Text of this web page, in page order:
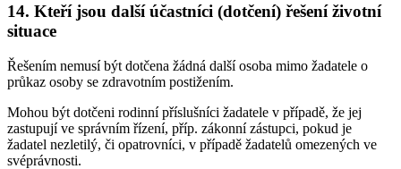
14. Kteří jsou další účastníci (dotčení) řešení životní
situace
Řešením nemusí být dotčena žádná další osoba mimo žadatele o
průkaz osoby se zdravotním postižením.
Mohou být dotčeni rodinní příslušníci žadatele v případě, že jej
zastupují ve správním řízení, příp. zákonní zástupci, pokud je
žadatel nezletilý, či opatrovníci, v případě žadatelů omezených ve
svéprávnosti.